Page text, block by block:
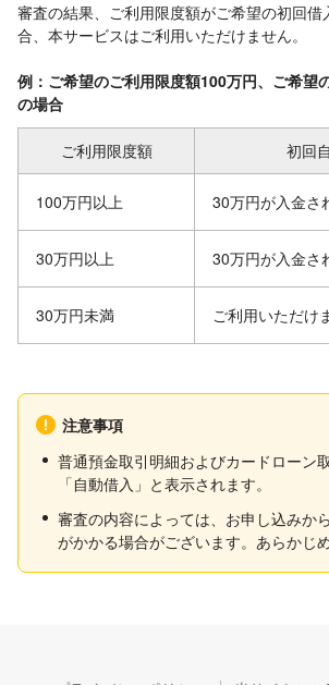
審査の結果、ご利用限度額がご希望の初回借
合、本サービスはご利用いただけません。
例：ご希望のご利用限度額100万円、ご希望
の場合
ご利用限度額 初回
100万円以上 30万円が入金さ
30万円以上 30万円が入金さ
30万円未満 ご利用いただけ
注意事項
普通預金取引明細およびカードローン
「自動借入」と表示されます。
審査の内容によっては、お申し込みか
がかかる場合がございます。あらかじ